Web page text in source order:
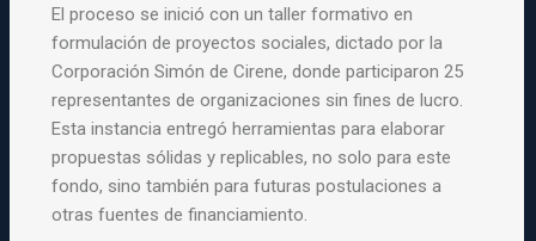
El proceso se inició con un taller formativo en
formulación de proyectos sociales, dictado por la
Corporación Simón de Cirene, donde participaron 25
representantes de organizaciones sin fines de lucro.
Esta instancia entregó herramientas para elaborar
propuestas sólidas y replicables, no solo para este
fondo, sino también para futuras postulaciones a
otras fuentes de financiamiento.